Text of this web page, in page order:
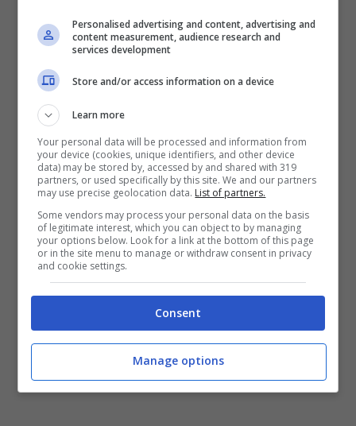
Gli under 35 affetti da disabilità possono ottenere fino a 12
mila euro (nursenew.it)
Personalised advertising and content, advertising and
content measurement, audience research and
services development
Store and/or access information on a device
Learn more
Your personal data will be processed and information from
your device (cookies, unique identifiers, and other device
data) may be stored by, accessed by and shared with 319
partners, or used specifically by this site. We and our partners
may use precise geolocation data. List of partners.
Some vendors may process your personal data on the basis
of legitimate interest, which you can object to by managing
your options below. Look for a link at the bottom of this page
or in the site menu to manage or withdraw consent in privacy
and cookie settings.
Consent
Manage options